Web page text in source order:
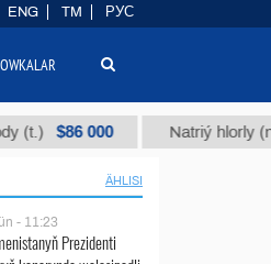
000 Natriý hlorly (nahar
ÄHLISI
- 11:23
Prezidenti
ENG TM РУС